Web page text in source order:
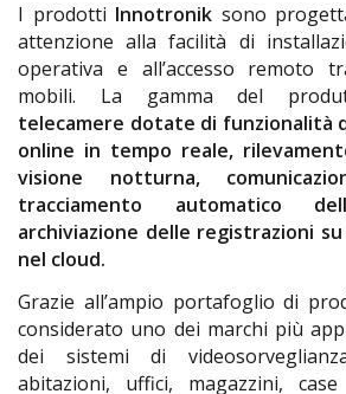
I prodotti Innotronik sono
attenzione alla facilità di
operativa e all’accesso remoto
mobili. La gamma del
telecamere dotate di funzionalità
online in tempo reale,
visione notturna,
tracciamento automatico
archiviazione delle registrazioni su
nel cloud.
Grazie all’ampio portafoglio di
considerato uno dei marchi più
dei sistemi di
abitazioni, uffici, magazzini, case